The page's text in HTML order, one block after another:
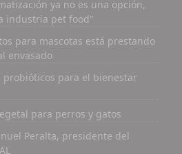
salvado de arroz
de alimentos para
sostenible. La
especializa en el uso de la
la enzima lipasa y
de arroz sea un ingrediente
y animales. No se
químicos durante el
por la fricción
ya no es una opción,
industria pet food"
para mascotas está prestando
envasado
probióticos para el bienestar
para perros y gatos
Peralta, presidente del